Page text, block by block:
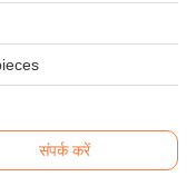
संपर्क करें